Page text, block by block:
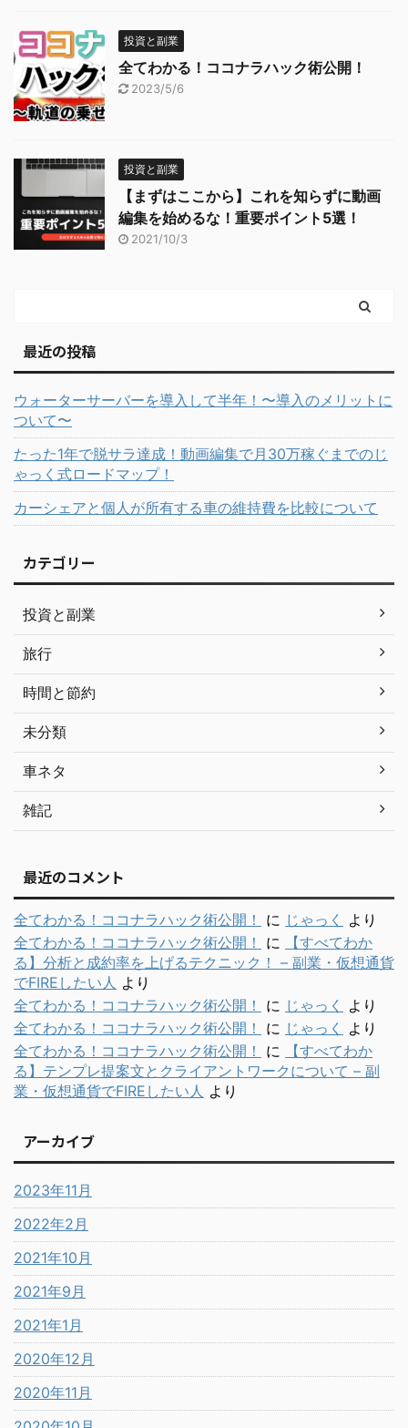
投資と副業
全てわかる！ココナラハック術公開！
2023/5/6
投資と副業
【まずはここから】これを知らずに動画
編集を始めるな！重要ポイント5選！
2021/10/3
最近の投稿
ウォーターサーバーを導入して半年！〜導入のメリットに
ついて〜
たった1年で脱サラ達成！動画編集で月30万稼ぐまでのじ
ゃっく式ロードマップ！
カーシェアと個人が所有する車の維持費を比較について
カテゴリー
投資と副業
旅行
時間と節約
未分類
車ネタ
雑記
最近のコメント
全てわかる！ココナラハック術公開！ に じゃっく
より
全てわかる！ココナラハック術公開！
に
【すべてわか
る】分析と成約率を上げるテクニック！ – 副業・仮想通貨
でFIREしたい人 より
全てわかる！ココナラハック術公開！
に じゃっく
より
全てわかる！ココナラハック術公開！
に じゃっく
より
全てわかる！ココナラハック術公開！
に
【すべてわか
る】テンプレ提案文とクライアントワークについて – 副
業・仮想通貨でFIREしたい人 より
アーカイブ
2023年11月
2022年2月
2021年10月
2021年9月
2021年1月
2020年12月
2020年11月